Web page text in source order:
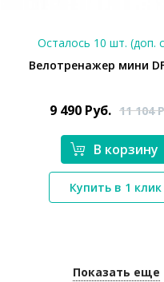
*}
Осталось 10 шт. (доп.
Велотренажер мини
9 490 Руб. 11 104
В корзину
Купить в 1 клик
Показать еще